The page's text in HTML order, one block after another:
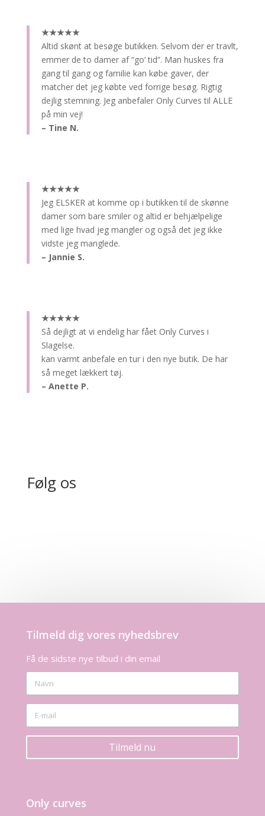
★★★★★
Altid skønt at besøge butikken. Selvom der er travlt,
emmer de to damer af “go’ tid”. Man huskes fra
gang til gang og familie kan købe gaver, der
matcher det jeg købte ved forrige besøg. Rigtig
dejlig stemning. Jeg anbefaler Only Curves til ALLE
på min vej!
– Tine N.
★★★★★
Jeg ELSKER at komme op i butikken til de skønne
damer som bare smiler og altid er behjælpelige
med lige hvad jeg mangler og også det jeg ikke
vidste jeg manglede.
– Jannie S.
★★★★★
Så dejligt at vi endelig har fået Only Curves i
Slagelse.
kan varmt anbefale en tur i den nye butik. De har
så meget lækkert tøj.
– Anette P.
Følg os
Tilmeld dig vores nyhedsbrev
Få de sidste nye tilbud i din email
Tilmeld nu
Only curves